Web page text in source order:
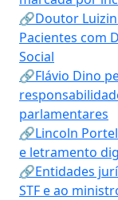
🔗Doutor
Pacientes com
Social
🔗Flávio Dino
parlamentares
🔗Lincoln
e letramento
🔗Entidades
STF e ao